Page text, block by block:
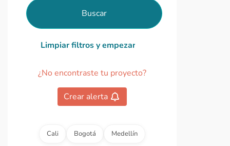
Buscar
Limpiar filtros y empezar de nuevo
¿No encontraste tu proyecto?
Crear alerta
Cali Bogotá Medellín